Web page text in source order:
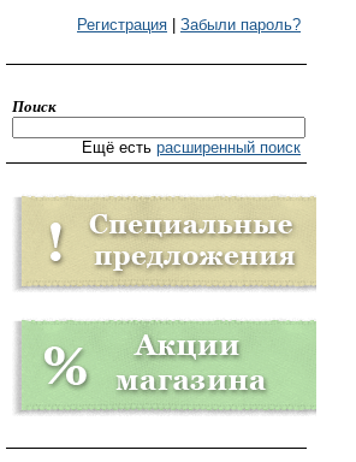
Регистрация Забыли пароль?
Поиск
Ещё есть расширенный поиск